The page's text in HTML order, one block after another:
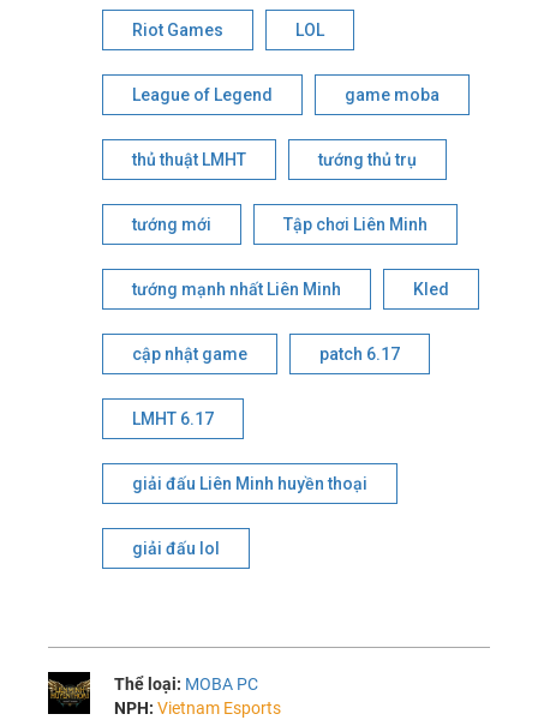
Riot Games LOL
League of Legend game moba
thủ thuật LMHT tướng thủ trụ
tướng mới Tập chơi Liên Minh
tướng mạnh nhất Liên Minh Kled
cập nhật game patch 6.17
LMHT 6.17
giải đấu Liên Minh huyền thoại
giải đấu lol
Thể loại: MOBA PC
NPH:Vietnam Esports